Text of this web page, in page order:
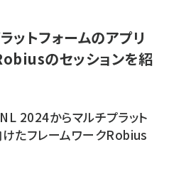
間と築いた勝利の絆～ (2315)
ットフォームのアプリ
のセッションを紹
2024からマルチプラット
たフレームワークRobius